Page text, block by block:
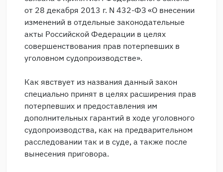
от 28 декабря 2013 г. N 432-ФЗ «О внесении
изменений в отдельные законодательные
акты Российской Федерации в целях
совершенствования прав потерпевших в
уголовном судопроизводстве».
Как явствует из названия данный закон
специально принят в целях расширения прав
потерпевших и предоставления им
дополнительных гарантий в ходе уголовного
судопроизводства, как на предварительном
расследовании так и в суде, а также после
вынесения приговора.